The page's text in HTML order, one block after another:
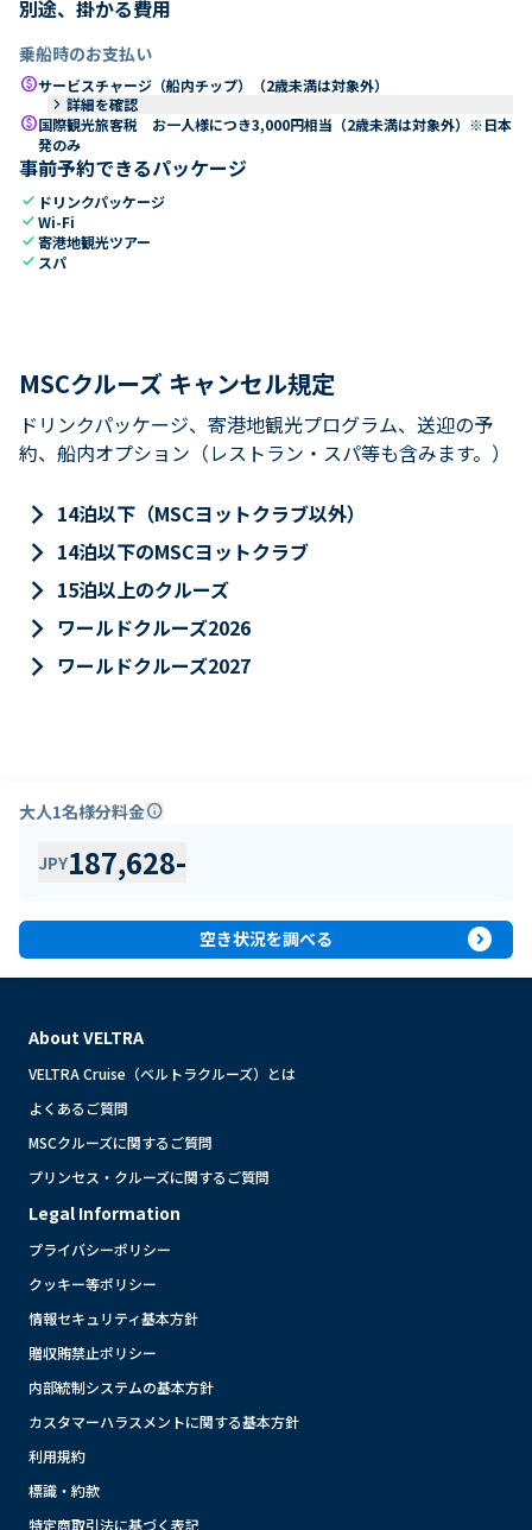
別途、掛かる費用
乗船時のお支払い
paidサービスチャージ（船内チップ）（2歳未満は対象外）
keyboard_arrow_right 詳細を確認
paid国際観光旅客税 お一人様につき3,000円相当（2歳未満は対象外）※日本
発のみ
事前予約できるパッケージ
check ドリンクパッケージ
checkWi-Fi
check寄港地観光ツアー
check スパ
MSCクルーズ キャンセル規定
ドリンクパッケージ、寄港地観光プログラム、送迎の予
約、船内オプション（レストラン・スパ等も含みます。）
keyboard_arrow_right 14泊以下（MSCヨットクラブ以外）
keyboard_arrow_right 14泊以下のMSCヨットクラブ
keyboard_arrow_right 15泊以上のクルーズ
keyboard_arrow_right ワールドクルーズ2026
keyboard_arrow_right ワールドクルーズ2027
大人1名様分料金info
JPY187,628-
空き状況を調べる expand_circle_right
About VELTRA
VELTRA Cruise（ベルトラクルーズ）とは
よくあるご質問
MSCクルーズに関するご質問
プリンセス・クルーズに関するご質問
Legal Information
プライバシーポリシー
クッキー等ポリシー
情報セキュリティ基本方針
贈収賄禁止ポリシー
内部統制システムの基本方針
カスタマーハラスメントに関する基本方針
利用規約
標識・約款
特定商取引法に基づく表記